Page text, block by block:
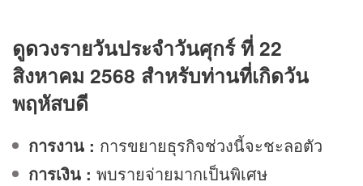
ดูดวงรายวันประจำวันศุกร์ ที่ 22
สิงหาคม 2568 สำหรับท่านที่เกิดวัน
พฤหัสบดี
การงาน : การขยายธุรกิจช่วงนี้จะชะลอตัว
การเงิน : พบรายจ่ายมากเป็นพิเศษ